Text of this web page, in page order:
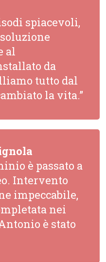
spiacevoli,
al
da
tutto dal
la vita.”
è passato a
Intervento
impeccabile,
nei
è stato